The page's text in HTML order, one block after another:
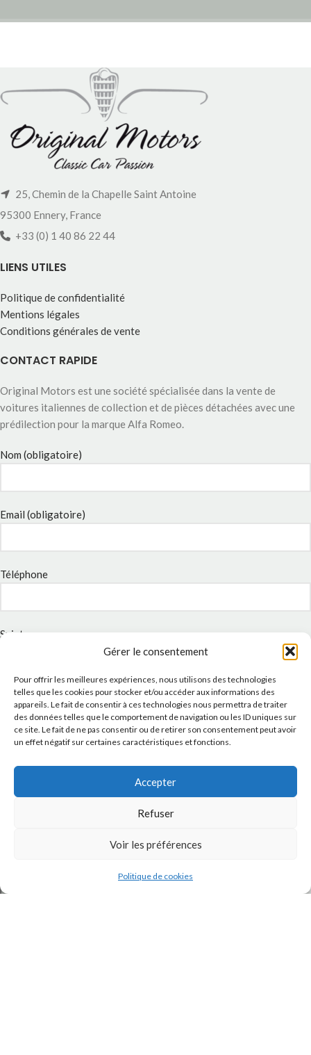
Gérer le consentement
Pour offrir les meilleures expériences, nous utilisons des technologies
telles que les cookies pour stocker et/ou accéder aux informations des
appareils. Le fait de consentir à ces technologies nous permettra de traiter
des données telles que le comportement de navigation ou les ID uniques sur
ce site. Le fait de ne pas consentir ou de retirer son consentement peut avoir
un effet négatif sur certaines caractéristiques et fonctions.
Accepter
Refuser
Voir les préférences
Politique de cookies
25, Chemin de la Chapelle Saint Antoine
95300 Ennery, France
+33 (0) 1 40 86 22 44
LIENS UTILES
Politique de confidentialité
Mentions légales
Conditions générales de vente
CONTACT RAPIDE
Original Motors est une société spécialisée dans la vente de
voitures italiennes de collection et de pièces détachées avec une
prédilection pour la marque Alfa Romeo.
Nom (obligatoire)
Email (obligatoire)
Téléphone
Sujet
Message